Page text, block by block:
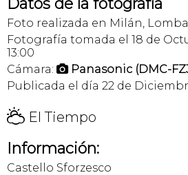
Foto realizada en Milán,
Fotografía tomada el 18 de
13:00
Cámara:  Panasonic (DMC-
Publicada el día 22 de
H El Tiempo
Información:
Castello Sforzesco